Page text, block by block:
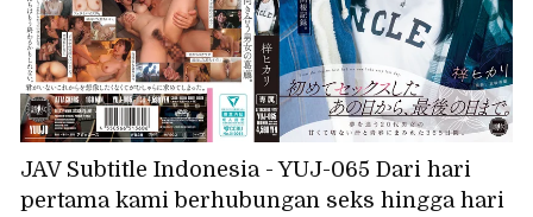
JAV Subtitle Indonesia - YUJ-065 Dari hari
pertama kami berhubungan seks hingga hari